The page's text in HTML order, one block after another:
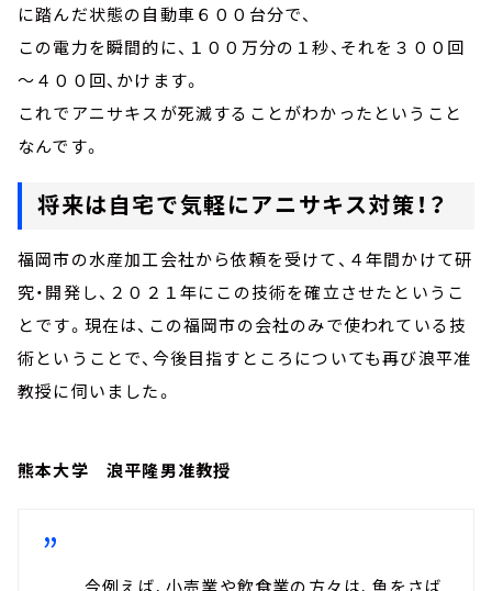
に踏んだ状態の自動車６００台分で、
この電力を瞬間的に、１００万分の１秒、それを３００回
～４００回、かけます。
これでアニサキスが死滅することがわかったということ
なんです。
将来は自宅で気軽にアニサキス対策！？
福岡市の水産加工会社から依頼を受けて、４年間かけて研
究・開発し、２０２１年にこの技術を確立させたというこ
とです。現在は、この福岡市の会社のみで使われている技
術ということで、今後目指すところについても再び浪平准
教授に伺いました。
熊本大学 浪平隆男准教授
今例えば、小売業や飲食業の方々は、魚をさば